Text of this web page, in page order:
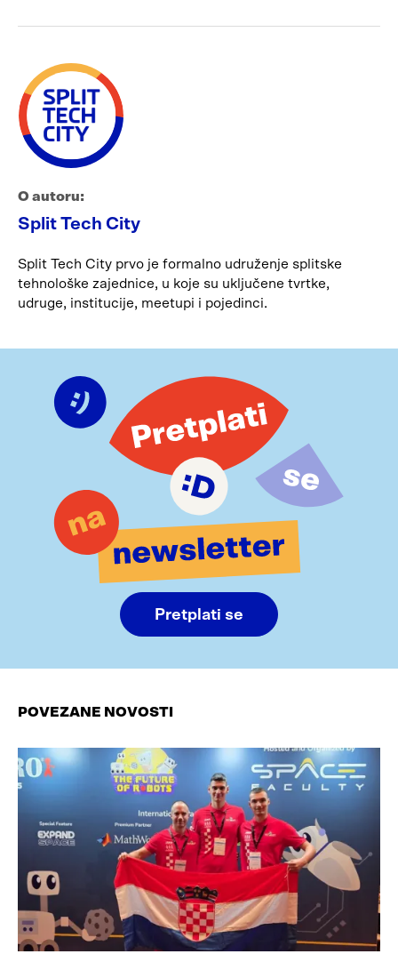
O autoru:
Split Tech City
Split Tech City prvo je formalno udruženje splitske
tehnološke zajednice, u koje su uključene tvrtke,
udruge, institucije, meetupi i pojedinci.
Pretplati se
POVEZANE NOVOSTI